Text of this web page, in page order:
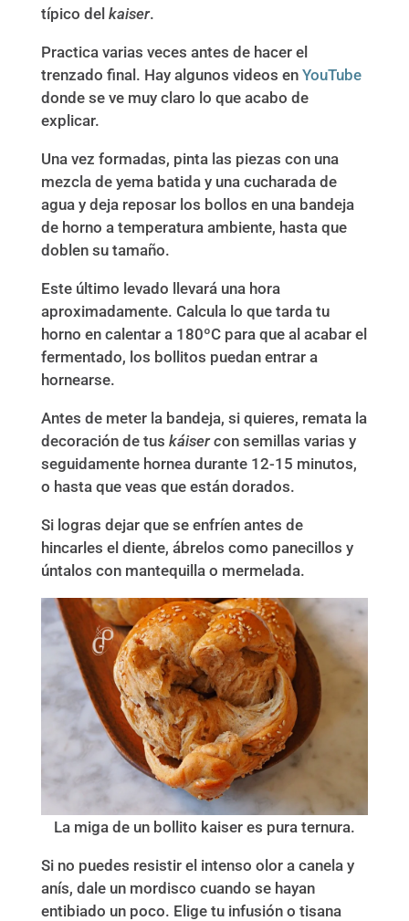
típico del kaiser.
Practica varias veces antes de hacer el
trenzado final. Hay algunos videos en YouTube
donde se ve muy claro lo que acabo de
explicar.
Una vez formadas, pinta las piezas con una
mezcla de yema batida y una cucharada de
agua y deja reposar los bollos en una bandeja
de horno a temperatura ambiente, hasta que
doblen su tamaño.
Este último levado llevará una hora
aproximadamente. Calcula lo que tarda tu
horno en calentar a 180ºC para que al acabar el
fermentado, los bollitos puedan entrar a
hornearse.
Antes de meter la bandeja, si quieres, remata la
decoración de tus káisercon semillas varias y
seguidamente hornea durante 12-15 minutos,
o hasta que veas que están dorados.
Si logras dejar que se enfríen antes de
hincarles el diente, ábrelos como panecillos y
úntalos con mantequilla o mermelada.
La miga de un bollito kaiser es pura ternura.
Si no puedes resistir el intenso olor a canela y
anís, dale un mordisco cuando se hayan
entibiado un poco. Elige tu infusión o tisana